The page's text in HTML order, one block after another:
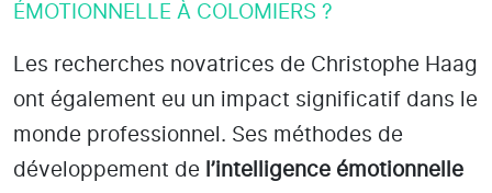
ÉMOTIONNELLE À COLOMIERS ?
Les recherches novatrices de Christophe Haag
ont également eu un impact significatif dans le
monde professionnel. Ses méthodes de
développement de l’intelligence émotionnelle